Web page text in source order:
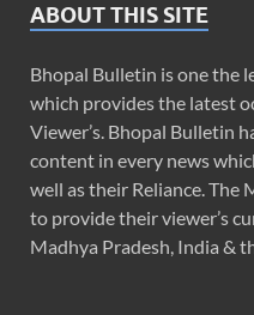
ABOUT THIS SITE
Bhopal Bulletin is one the
which provides the latest
Viewer’s. Bhopal Bulletin
content in every news
well as their Reliance. The
to provide their viewer’s
Madhya Pradesh, India &